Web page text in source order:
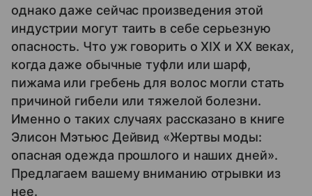
однако даже сейчас произведения этой
индустрии могут таить в себе серьезную
опасность. Что уж говорить о XIX и XX веках,
когда даже обычные туфли или шарф,
пижама или гребень для волос могли стать
причиной гибели или тяжелой болезни.
Именно о таких случаях рассказано в книге
Элисон Мэтьюс Дейвид «Жертвы моды:
опасная одежда прошлого и наших дней».
Предлагаем вашему вниманию отрывки из
нее.